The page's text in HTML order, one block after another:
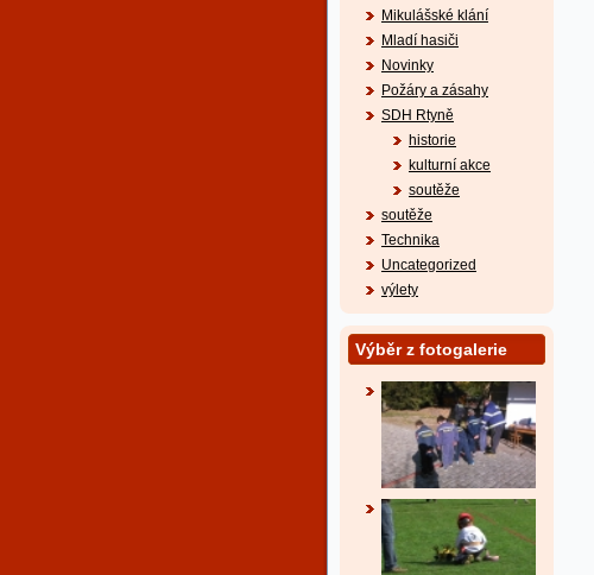
Mikulášské klání
Mladí hasiči
Novinky
Požáry a zásahy
SDH Rtyně
historie
kulturní akce
soutěže
soutěže
Technika
Uncategorized
výlety
Výběr z fotogalerie